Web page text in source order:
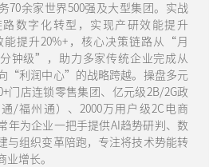
70余家世界500强及大型集团。实战
数字化转型，实现产研效能提升
能提升20%+，核心决策链路从“月
钟级”，助力多家传统企业完成从
“利润中心”的战略跨越。操盘多元
门店连锁零售集团、亿元级2B/2G政
/福州通）、2000万用户级2C电商
年为企业一把手提供AI趋势研判、数
与组织变革陪跑，专注将技术势能转
增长。